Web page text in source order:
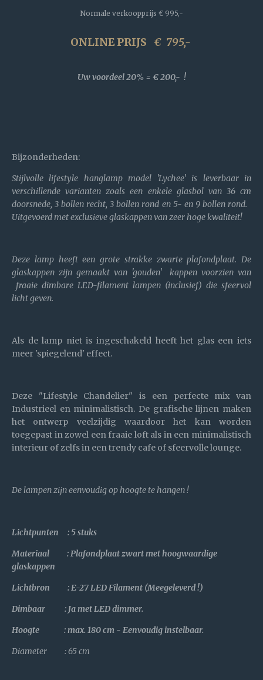
Normale verkoopprijs € 995,-
ONLINE PRIJS € 795,-
Uw voordeel 20% = € 200,- !
Bijzonderheden:
Stijlvolle lifestyle hanglamp model 'Lychee' is leverbaar in
verschillende varianten zoals een enkele glasbol van 36 cm
doorsnede, 3 bollen recht, 3 bollen rond en 5- en 9 bollen rond.
Uitgevoerd met exclusieve glaskappen van zeer hoge kwaliteit!
Deze lamp heeft een grote strakke zwarte plafondplaat. De
glaskappen zijn gemaakt van 'gouden' kappen voorzien van
fraaie dimbare LED-filament lampen (inclusief) die sfeervol
licht geven.
Als de lamp niet is ingeschakeld heeft het glas een iets
meer 'spiegelend' effect.
Deze "Lifestyle Chandelier" is een perfecte mix van
Industrieel en minimalistisch. De grafische lijnen maken
het ontwerp veelzijdig waardoor het kan worden
toegepast in zowel een fraaie loft als in een minimalistisch
interieur of zelfs in een trendy cafe of sfeervolle lounge.
De lampen zijn eenvoudig op hoogte te hangen !
Lichtpunten : 5 stuks
Materiaal : Plafondplaat zwart met hoogwaardige
glaskappen
Lichtbron : E-27 LED Filament (Meegeleverd !)
Dimbaar : Ja met LED dimmer.
Hoogte : max. 180 cm - Eenvoudig instelbaar.
Diameter : 65 cm